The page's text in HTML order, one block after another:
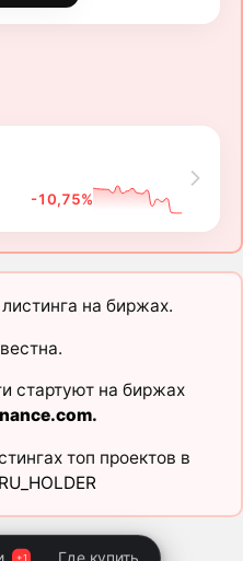
-10,75%
на биржах.
стартуют на биржах
.
топ проектов в